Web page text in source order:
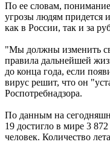
По ее словам,
угрозы людям придется
как в России, так и за
"Мы должны изменить
правила дальнейшей
до конца года, если
вирус решит, что он
Роспотребнадзора.
По данным на
19 достигло в мире 3
человек. Количество